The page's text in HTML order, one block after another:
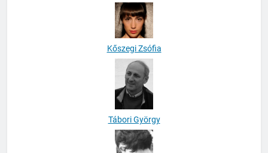
Kőszegi Zsófia
Tábori György